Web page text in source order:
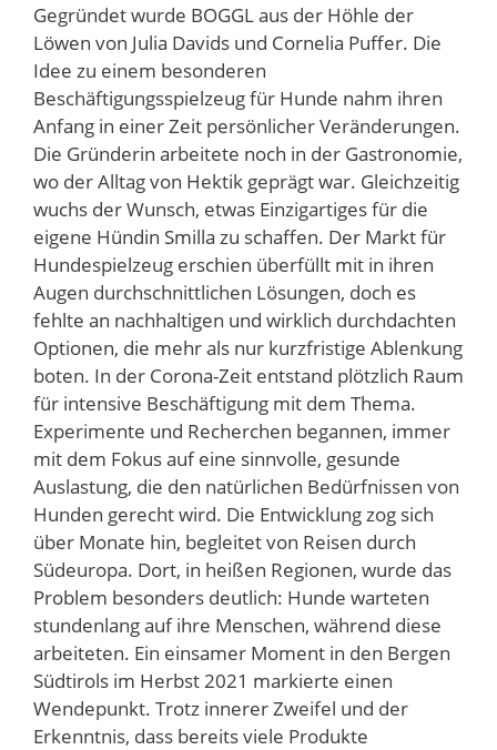
Gegründet wurde BOGGL aus der Höhle der
Löwen von Julia Davids und Cornelia Puffer. Die
Idee zu einem besonderen
Beschäftigungsspielzeug für Hunde nahm ihren
Anfang in einer Zeit persönlicher Veränderungen.
Die Gründerin arbeitete noch in der Gastronomie,
wo der Alltag von Hektik geprägt war. Gleichzeitig
wuchs der Wunsch, etwas Einzigartiges für die
eigene Hündin Smilla zu schaffen. Der Markt für
Hundespielzeug erschien überfüllt mit in ihren
Augen durchschnittlichen Lösungen, doch es
fehlte an nachhaltigen und wirklich durchdachten
Optionen, die mehr als nur kurzfristige Ablenkung
boten. In der Corona-Zeit entstand plötzlich Raum
für intensive Beschäftigung mit dem Thema.
Experimente und Recherchen begannen, immer
mit dem Fokus auf eine sinnvolle, gesunde
Auslastung, die den natürlichen Bedürfnissen von
Hunden gerecht wird. Die Entwicklung zog sich
über Monate hin, begleitet von Reisen durch
Südeuropa. Dort, in heißen Regionen, wurde das
Problem besonders deutlich: Hunde warteten
stundenlang auf ihre Menschen, während diese
arbeiteten. Ein einsamer Moment in den Bergen
Südtirols im Herbst 2021 markierte einen
Wendepunkt. Trotz innerer Zweifel und der
Erkenntnis, dass bereits viele Produkte